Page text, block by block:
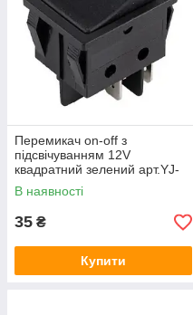
Перемикач on-off з
підсвічуванням 12V
квадратний зелений арт.YJ-
WC03
В наявності
35 ₴
Купити